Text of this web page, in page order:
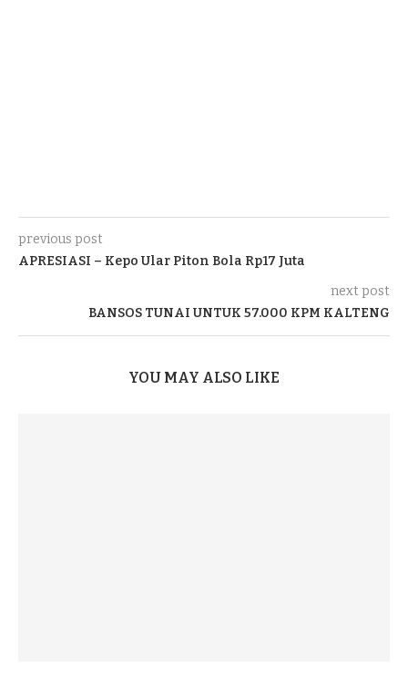
previous post
APRESIASI – Kepo Ular Piton Bola Rp17 Juta
next post
BANSOS TUNAI UNTUK 57.000 KPM KALTENG
YOU MAY ALSO LIKE